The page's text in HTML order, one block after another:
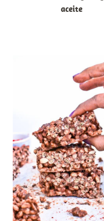
aceite